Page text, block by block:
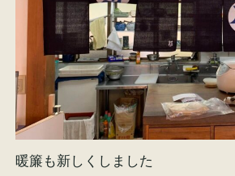
暖簾も新しくしました